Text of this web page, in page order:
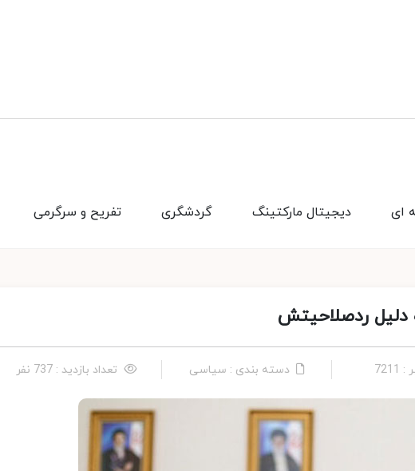
تفریح و سرگرمی گردشگری دیجیتال مارکتینگ ای
دلیل ردصلاحیتش
دسته بندی : سیاسی تعداد بازدید : 737 نفر